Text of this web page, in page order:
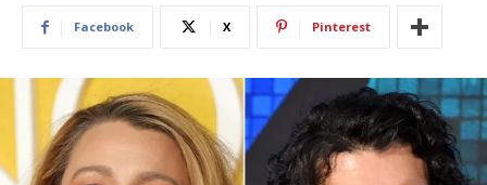
Facebook X Pinterest